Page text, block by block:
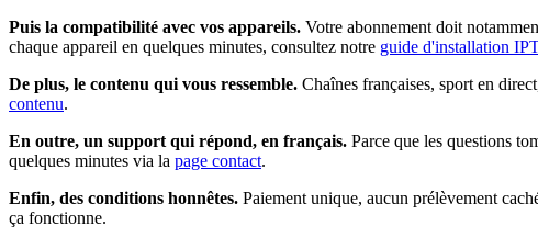
Puis la compatibilité avec vos appareils. Votre abonnement doit
chaque appareil en quelques minutes, consultez notre guide d'installation
De plus, le contenu qui vous ressemble. Chaînes françaises, sport en
contenu.
En outre, un support qui répond, en français. Parce que les questions
quelques minutes via la page contact.
Enfin, des conditions honnêtes. Paiement unique, aucun prélèvement
ça fonctionne.